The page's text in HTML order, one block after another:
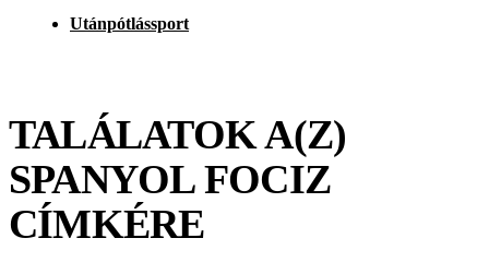
Utánpótlássport
TALÁLATOK A(Z)
SPANYOL FOCIZ
CÍMKÉRE